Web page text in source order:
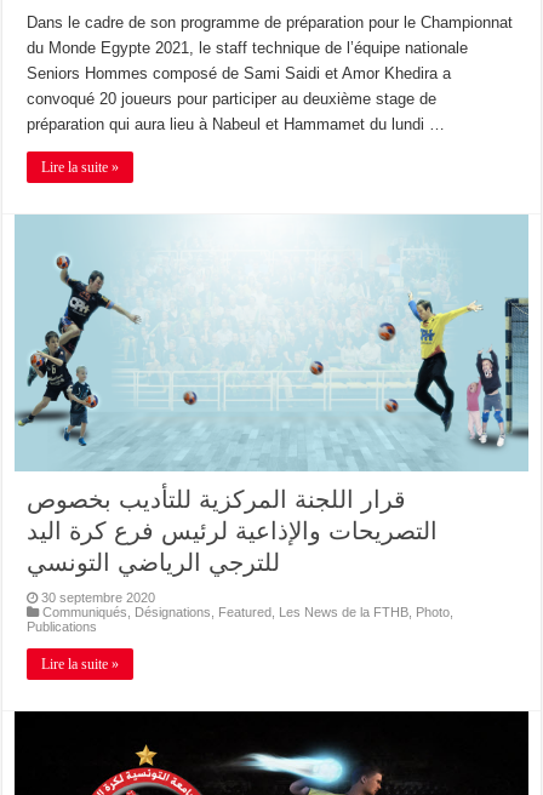
Dans le cadre de son programme de préparation pour le Championnat
du Monde Egypte 2021, le staff technique de l’équipe nationale
Seniors Hommes composé de Sami Saidi et Amor Khedira a
convoqué 20 joueurs pour participer au deuxième stage de
préparation qui aura lieu à Nabeul et Hammamet du lundi …
Lire la suite »
قرار اللجنة المركزية للتأديب بخصوص
التصريحات والإذاعية لرئيس فرع كرة اليد
للترجي الرياضي التونسي
30 septembre 2020
Communiqués
Désignations Featured Les News de la FTHB Photo
Publications
Lire la suite »